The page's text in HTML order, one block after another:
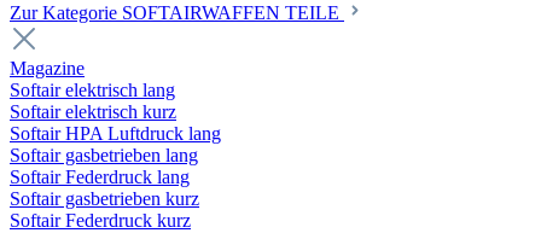
Zur Kategorie SOFTAIRWAFFEN TEILE
Magazine
Softair elektrisch lang
Softair elektrisch kurz
Softair HPA Luftdruck lang
Softair gasbetrieben lang
Softair Federdruck lang
Softair gasbetrieben kurz
Softair Federdruck kurz